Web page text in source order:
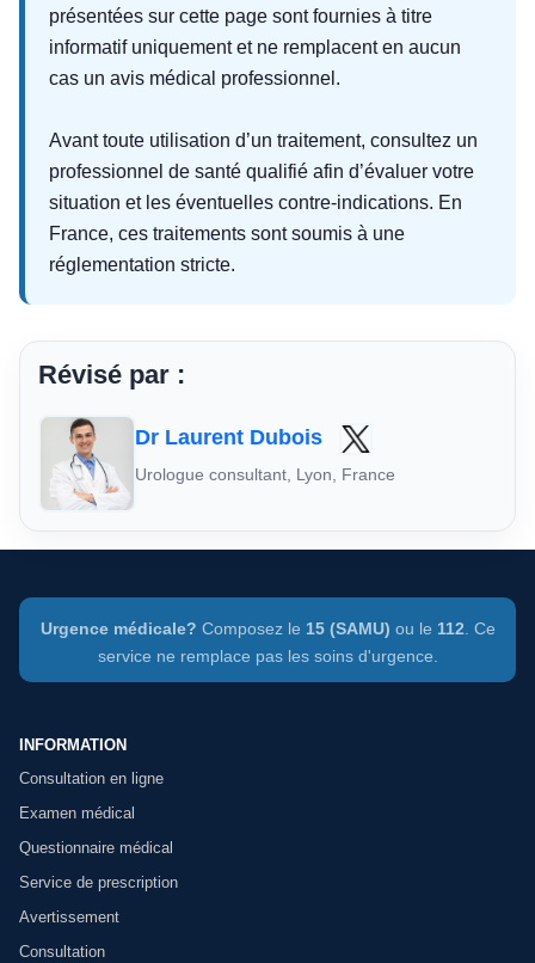
présentées sur cette page sont fournies à titre
informatif uniquement et ne remplacent en aucun
cas un avis médical professionnel.
Avant toute utilisation d’un traitement, consultez un
professionnel de santé qualifié afin d’évaluer votre
situation et les éventuelles contre-indications. En
France, ces traitements sont soumis à une
réglementation stricte.
Révisé par :
Dr Laurent Dubois
Urologue consultant, Lyon, France
Urgence médicale? Composez le 15 (SAMU) ou le 112 . Ce
service ne remplace pas les soins d'urgence.
INFORMATION
Consultation en ligne
Examen médical
Questionnaire médical
Service de prescription
Avertissement
Consultation